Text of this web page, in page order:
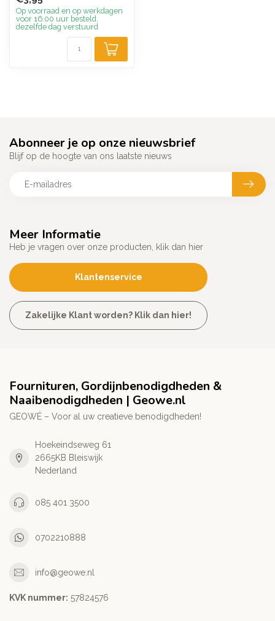
Perfect v...
Op voorraad en op werkdagen
voor 16.00 uur besteld,
dezelfde dag verstuurd
Meer Informatie
Heb je vragen over onze producten, klik dan hier
Klantenservice
Zakelijke Klant worden? Klik dan hier!
Abonneer je op onze nieuwsbrief
Blijf op de hoogte van ons laatste nieuws
Fournituren, Gordijnbenodigdheden &
Naaibenodigdheden | Geowe.nl
GEOWÉ – Voor al uw creatieve benodigdheden!
Hoekeindseweg 61
2665KB Bleiswijk
Nederland
085 401 3500
0702210888
info@geowe.nl
KVK nummer: ‭57824576‬